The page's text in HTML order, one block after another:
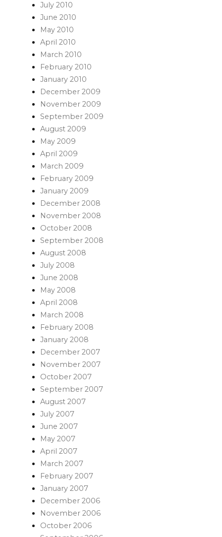
July 2010
June 2010
May 2010
April 2010
March 2010
February 2010
January 2010
December 2009
November 2009
September 2009
August 2009
May 2009
April 2009
March 2009
February 2009
January 2009
December 2008
November 2008
October 2008
September 2008
August 2008
July 2008
June 2008
May 2008
April 2008
March 2008
February 2008
January 2008
December 2007
November 2007
October 2007
September 2007
August 2007
July 2007
June 2007
May 2007
April 2007
March 2007
February 2007
January 2007
December 2006
November 2006
October 2006